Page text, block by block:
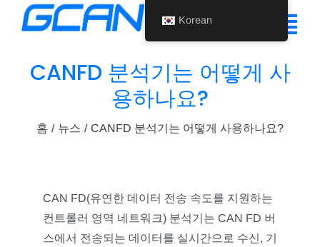
탐
색
글
CANFD 분석기는 어떻게 사
용하나요?
홈 뉴스 CANFD 분석기는 어떻게 사용하나요?
CAN FD(유연한 데이터 전송 속도를 지원하는
컨트롤러 영역 네트워크) 분석기는 CAN FD 버
스에서 전송되는 데이터를 실시간으로 수신, 기
Korean